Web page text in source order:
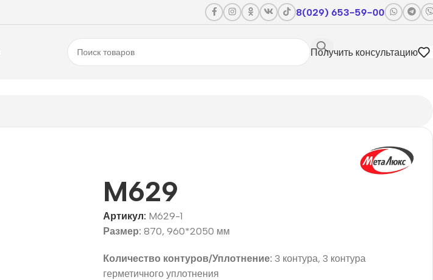
8(029) 653-59-00
Получить консультацию
M629
Артикул: M629-1
Размер: 870, 960*2050 мм
Количество контуров/Уплотнение: 3 контура, 3 контура
герметичного уплотнения